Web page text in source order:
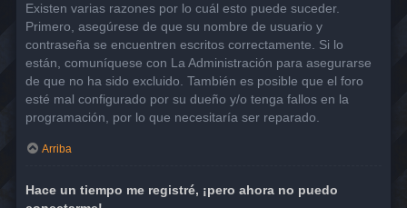
Existen varias razones por lo cuál esto puede suceder.
Primero, asegúrese de que su nombre de usuario y
contraseña se encuentren escritos correctamente. Si lo
están, comuníquese con La Administración para asegurarse
de que no ha sido excluido. También es posible que el foro
esté mal configurado por su dueño y/o tenga fallos en la
programación, por lo que necesitaría ser reparado.
Arriba
Hace un tiempo me registré, ¡pero ahora no puedo